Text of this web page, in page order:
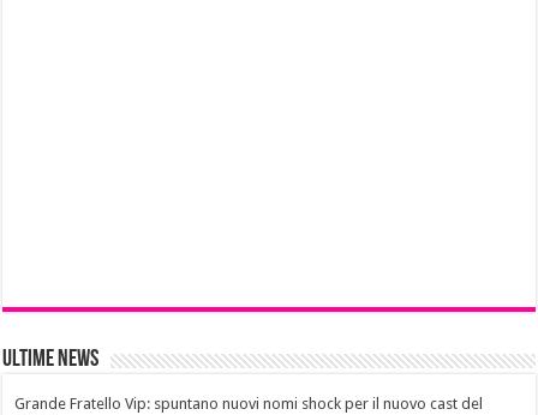
Ultime News
Grande Fratello Vip: spuntano nuovi nomi shock per il nuovo cast del